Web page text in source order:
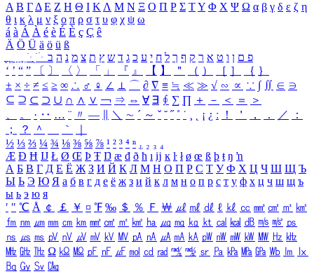
Α Β ΓΔ Ε Ζ Η Θ Ι ΚΛ Μ Ν Ξ Ο Π Ρ Σ ΤΥ Φ Χ Ψ Ω α β γ δ ε ζ η
θ ι κ λ μ ν ξ ο π ρ σ τ υ φ χ ψ ω
á à Á À é è É È ç Ç ê
Ä Ö Ü ä ö ü ß
ִֶֹ ֻּ ׁׂ פ ם ן ו ט א ר ק ף ך ל ח י ע כ ג ד ש ץ ת צ מ נ ה ב
‘ ’ “ ” 〔 〕 〈 〉 「 」 『 』 【 】 ＂ （ ） ［ ］ ｛ ｝
± × ÷ ≠ ≤ ≥ ∞ ∴ ♂ ♀ ∠ ⊥ ⌒ ∂ ∇ ≡ ≒ ≪ ≫ √ ∽ ∝ ∵ ∫ ∬ ∈ ∋
⊆ ⊇ ⊂ ⊃ ∪ ∩ ∧ ∨ ￢ ⇒ ⇔ ∀ ∃ ∮ ∑ ∏ ＋ － ＜ ＝
＞
、
。 · ‥ … ¨ 〃 ― ＼ ∼ ´ ～ ˇ ˘ ˝ ˚ ˙ ¸ ¡ ¿ ː ！ ＇ ， ． ／
：
；
？ ＾ ｀
½ ⅓ ⅔ ¼ ¾ ⅛ ⅜ ⅝ ⅞ ¹ ² ³ ⁴ ⁿ ₁ ₂ ₃ ₄
Æ Ð Ħ Ĳ Ł Ø Œ Þ Ŧ Ŋ æ đ ð ħ ı ĳ ĸ ŀ ł ø œ ß þ ŧ ŋ ŉ
А Б В Г Д Е Ё Ж З И Й К Л М Н О П Р С Т У Ф Х Ц Ч Ш Щ Ъ
Ы Ь Э Ю Я а б в г д е ё ж з и й к л м н о п р с т у ф х ц ч ш щ ъ
ы ь э ю я
′ ″ ℃ Å ￠ ￡ ￥ ¤ ℉ ‰ ＄ ％ Ｆ ￦ ㎕ ㎖ ㎗ ℓ ㎘ ㏄ ㎣ ㎤ ㎥ ㎦
㎙ ㎚ ㎛ ㎜ ㎝ ㎞ ㎟ ㎠ ㎡ ㎢ ㏊ ㎍ ㎎ ㎏ ㏏ ㎈ ㎉ ㏈ ㎧ ㎨ ㎰
㎱ ㎲ ㎳ ㎴ ㎵ ㎶ ㎷ ㎸ ㎹ ㎀ ㎁ ㎂ ㎃ ㎄ ㎺ ㎻ ㎽ ㎾ ㎿ ㎐ ㎑
㎒ ㎓ ㎔ Ω ㏀ ㏁ ㎊ ㎋ ㎌ ㏖ ㏅ ㎭ ㎮ ㎯ ㏛ ㎩ ㎪ ㎫ ㎬ ㏝ ㏐
㏓
㏃ ㏉ ㏜ ㏆